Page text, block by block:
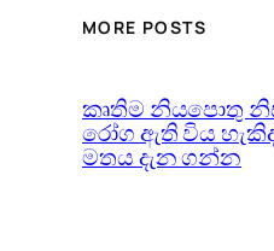
MORE POSTS
කෘතිම නියපොතු
රෝග ඇති විය
මතය දැන ගන්න